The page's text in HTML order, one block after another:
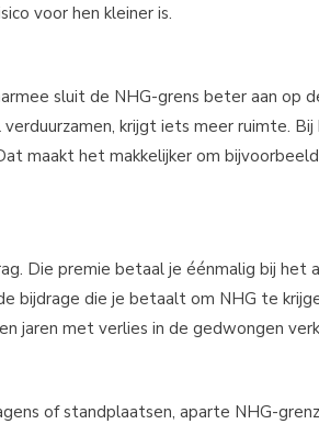
voor hen kleiner is.
sluit de NHG-grens beter aan op
krijgt iets meer ruimte.
maakt het makkelijker om
Die premie betaal je éénmalig bij het
die je betaalt om NHG te
jaren met verlies in de gedwongen
of standplaatsen, aparte NHG-